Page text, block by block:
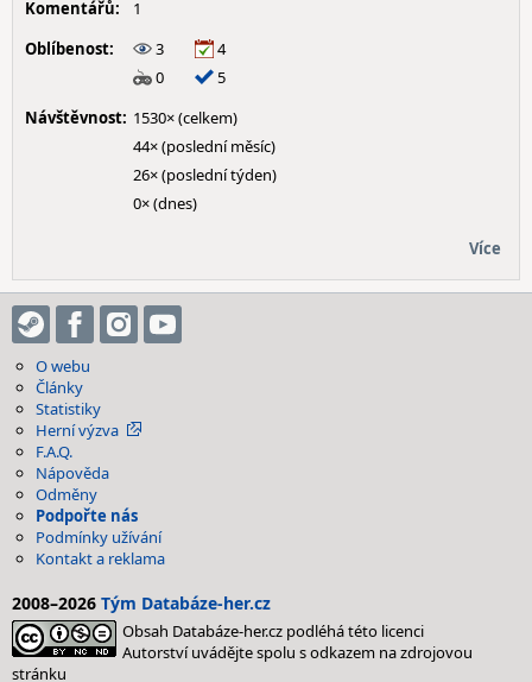
Komentářů:
1
Oblíbenost:
3
4
0
5
Návštěvnost: 1530× (celkem)
44× (poslední měsíc)
26× (poslední týden)
0× (dnes)
Více
O webu
Články
Statistiky
Herní výzva
F.A.Q.
Nápověda
Odměny
Podpořte nás
Podmínky užívání
Kontakt a reklama
2008–2026 Tým Databáze-her.cz
Obsah Databáze-her.cz podléhá této licenci
Autorství uvádějte spolu s odkazem na zdrojovou
stránku